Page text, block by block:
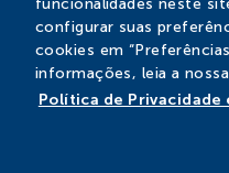
funcionalidades neste
configurar suas
cookies em
informações, leia a nossa
Política de Privacidade
Bragança